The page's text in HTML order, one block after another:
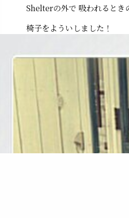
Shelterの外で 吸われるとき
椅子をよういしました！